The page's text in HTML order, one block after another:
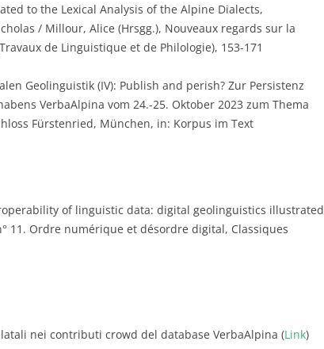
to the Lexical Analysis of the Alpine Dialects,
/ Millour, Alice (Hrsgg.), Nouveaux regards sur la
de Linguistique et de Philologie), 153-171
Geolinguistik (IV): Publish and perish? Zur Persistenz
VerbaAlpina vom 24.-25. Oktober 2023 zum Thema
Fürstenried, München, in: Korpus im Text
of linguistic data: digital geolinguistics illustrated
11. Ordre numérique et désordre digital, Classiques
nei contributi crowd del database VerbaAlpina (Link)